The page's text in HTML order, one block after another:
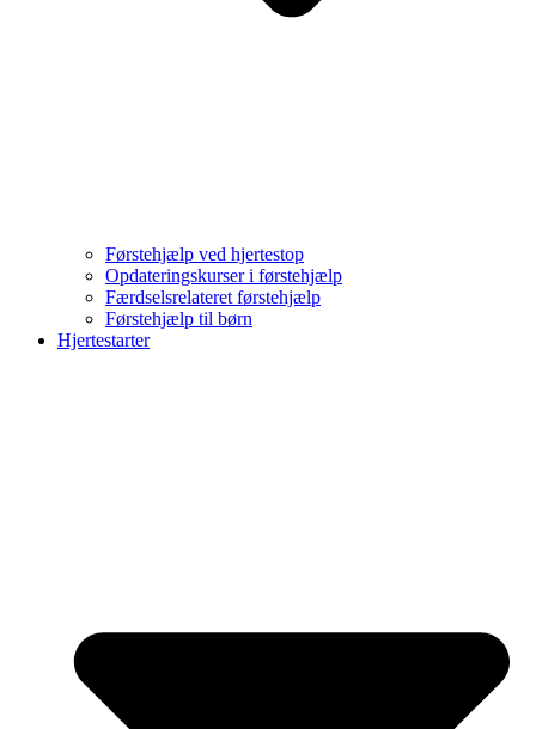
Førstehjælp ved hjertestop
Opdateringskurser i førstehjælp
Færdselsrelateret førstehjælp
Førstehjælp til børn
Hjertestarter